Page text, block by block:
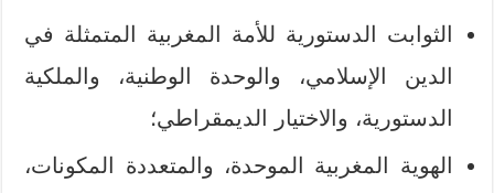
الثوابت الدستورية للأمة المغربية المتمثلة في
الدين الإسلامي، والوحدة الوطنية، والملكية
الدستورية، والاختيار الديمقراطي؛
الهوية المغربية الموحدة، والمتعددة المكونات،